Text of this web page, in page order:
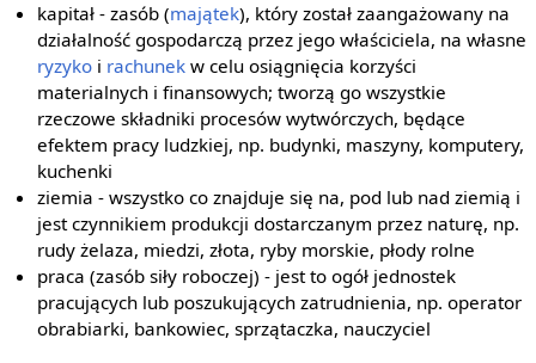
kapitał - zasób (majątek), który został zaangażowany na
działalność gospodarczą przez jego właściciela, na własne
ryzyko i rachunek w celu osiągnięcia korzyści
materialnych i finansowych; tworzą go wszystkie
rzeczowe składniki procesów wytwórczych, będące
efektem pracy ludzkiej, np. budynki, maszyny, komputery,
kuchenki
ziemia - wszystko co znajduje się na, pod lub nad ziemią i
jest czynnikiem produkcji dostarczanym przez naturę, np.
rudy żelaza, miedzi, złota, ryby morskie, płody rolne
praca (zasób siły roboczej) - jest to ogół jednostek
pracujących lub poszukujących zatrudnienia, np. operator
obrabiarki, bankowiec, sprzątaczka, nauczyciel